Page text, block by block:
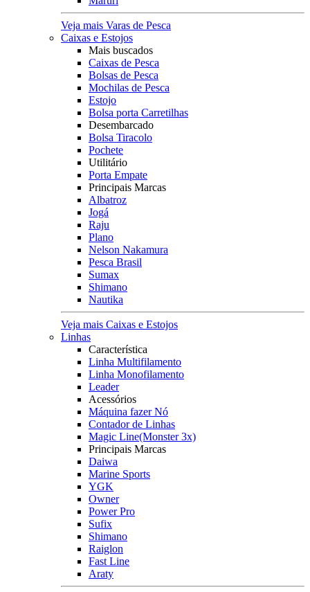
Veja mais Varas de Pesca
Caixas e Estojos
Mais buscados
Caixas de Pesca
Bolsas de Pesca
Mochilas de Pesca
Estojo
Bolsa porta Carretilhas
Desembarcado
Bolsa Tiracolo
Pochete
Utilitário
Porta Empate
Principais Marcas
Albatroz
Jogá
Raju
Plano
Nelson Nakamura
Pesca Brasil
Sumax
Shimano
Nautika
Veja mais Caixas e Estojos
Linhas
Característica
Linha Multifilamento
Linha Monofilamento
Leader
Acessórios
Máquina fazer Nó
Contador de Linhas
Magic Line(Monster 3x)
Principais Marcas
Daiwa
Marine Sports
YGK
Owner
Power Pro
Sufix
Shimano
Raiglon
Fast Line
Araty